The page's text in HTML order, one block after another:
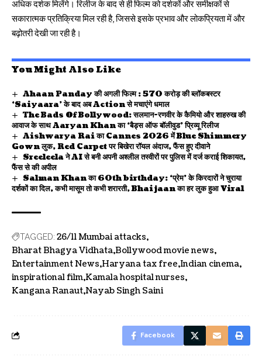
अधिक दर्शक मिलेंगे। रिलीज के बाद से ही फिल्म को दर्शकों और समीक्षकों से
सकारात्मक प्रतिक्रिया मिल रही है, जिससे इसके प्रभाव और लोकप्रियता में और
बढ़ोतरी देखी जा रही है।
You Might Also Like
Ahaan Panday की अगली फिल्म : 570 करोड़ की ब्लॉकबस्टर
‘Saiyaara’ के बाद अब Action से मचाएंगे धमाल
The Bads Of Bollywood: सलमान-रणवीर के कैमियो और शाहरुख की
आवाज के साथ Aaryan Khan का ‘बैड्स ऑफ बॉलीवुड’ प्रिव्यू रिलीज
Aishwarya Rai का Cannes 2026 में Blue Shimmery
Gown लुक, Red Carpet पर बिखेरा रॉयल अंदाज, फैंस हुए दीवाने
Sreeleela ने AI से बनी अपनी अश्लील तस्वीरों पर पुलिस में दर्ज कराई शिकायत,
फैंस से की अपील
Salman Khan का 60th birthday: ‘प्रेम’ के किरदारों ने चुराया
दर्शकों का दिल, कभी मासूम तो कभी शरारती, Bhaijaan का हर लुक हुआ Viral
TAGGED: 26/11 Mumbai attacks
Bharat Bhagya Vidhata Bollywood movie news
Entertainment News Haryana tax free Indian cinema
inspirational film Kamala hospital nurses
Kangana Ranaut Nayab Singh Saini
Facebook